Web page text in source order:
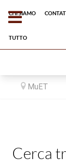
Chi siamo
tutto
MuET
Cerca